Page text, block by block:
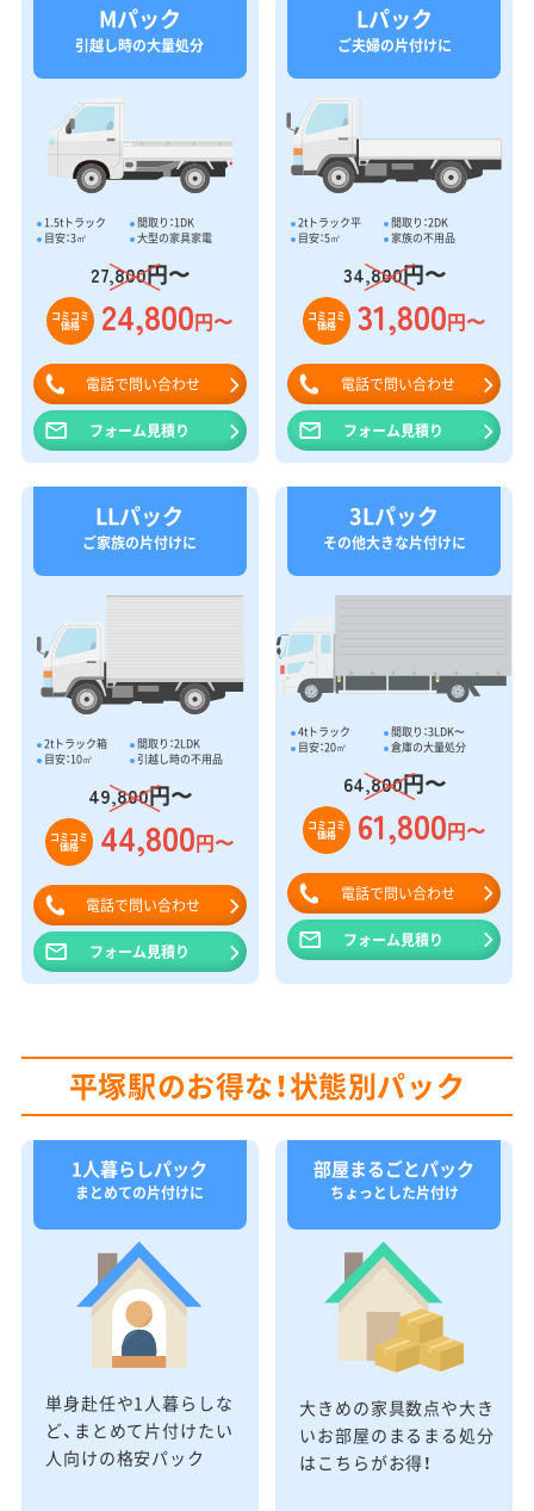
Mパック
引越し時の大量処分
1.5tトラック
間取り：1DK
目安：3㎥
大型の家具家電
27,800円〜
コミコミ
価格 24,800円〜
電話で問い合わせ
フォーム見積り
Lパック
ご夫婦の片付けに
2tトラック平
間取り：2DK
目安：5㎥
家族の不用品
34,800円〜
コミコミ
価格 31,800円〜
電話で問い合わせ
フォーム見積り
LLパック
ご家族の片付けに
2tトラック箱
間取り：2LDK
目安：10㎥
引越し時の不用品
49,800円〜
コミコミ
価格 44,800円〜
電話で問い合わせ
フォーム見積り
3Lパック
その他大きな片付けに
4tトラック
間取り：3LDK〜
目安：20㎥
倉庫の大量処分
64,800円〜
コミコミ
価格 61,800円〜
電話で問い合わせ
フォーム見積り
平塚駅のお得な！状態別パック
1人暮らしパック
まとめての片付けに
単身赴任や1人暮らしな
ど、まとめて片付けたい
人向けの格安パック
部屋まるごとパック
ちょっとした片付け
大きめの家具数点や大き
いお部屋のまるまる処分
はこちらがお得！